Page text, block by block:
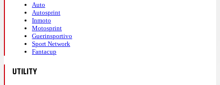
Auto
Autosprint
Inmoto
Motosprint
Guerinsportivo
Sport Network
Fantacup
UTILITY